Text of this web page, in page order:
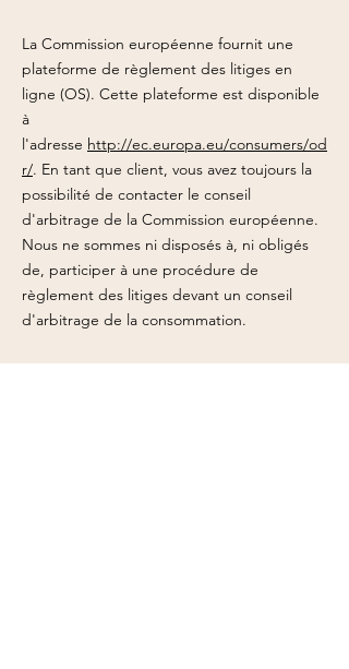
La Commission européenne fournit une
plateforme de règlement des litiges en
ligne (OS). Cette plateforme est disponible
à
l'adresse http://ec.europa.eu/consumers/od
r/. En tant que client, vous avez toujours la
possibilité de contacter le conseil
d'arbitrage de la Commission européenne.
Nous ne sommes ni disposés à, ni obligés
de, participer à une procédure de
règlement des litiges devant un conseil
d'arbitrage de la consommation.